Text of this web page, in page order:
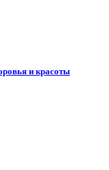
и красоты